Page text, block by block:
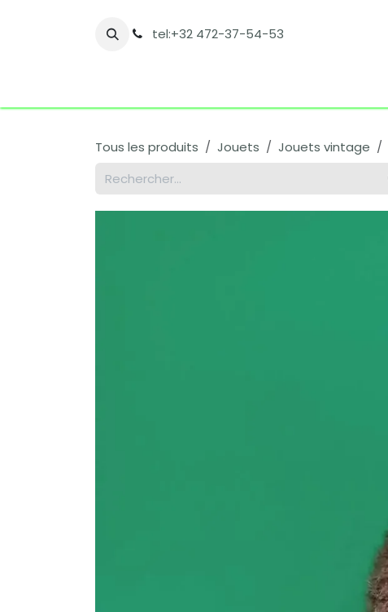
tel:+32 472-37-54-53
Tous les produits Jouets Jouets vintage